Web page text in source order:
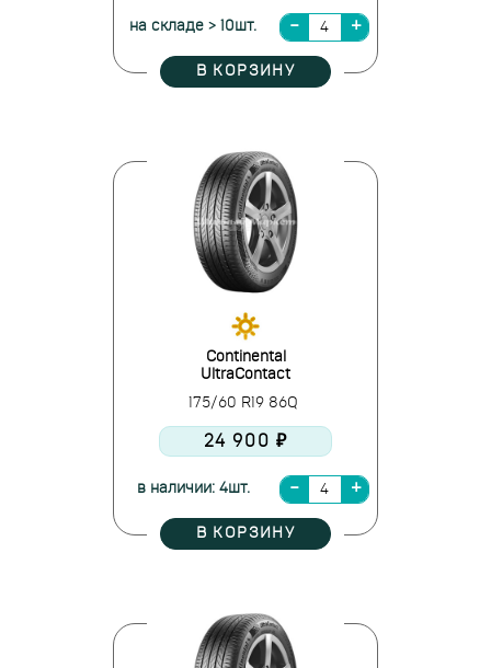
на складе > 10шт.
В КОРЗИНУ
Continental
UltraContact
175/60 R19 86Q
24 900 ₽
в наличии: 4шт.
В КОРЗИНУ